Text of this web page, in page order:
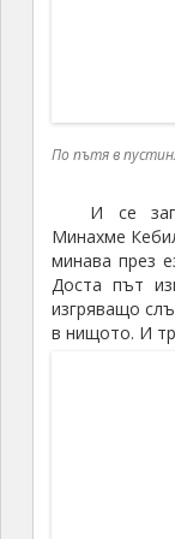
хоризонта.
продаваше
дребни
изпокъртени
за големи и